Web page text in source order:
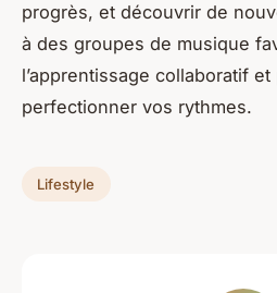
progrès, et découvrir de
à des groupes de musique
l’apprentissage collaboratif
perfectionner vos rythmes.
Lifestyle